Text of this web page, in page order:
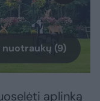
nuotraukų (9)
aplinką